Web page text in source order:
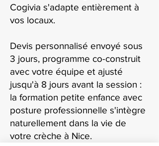
Cogivia s'adapte entièrement à
vos locaux.
Devis personnalisé envoyé sous
3 jours, programme co-construit
avec votre équipe et ajusté
jusqu'à 8 jours avant la session :
la formation petite enfance avec
posture professionnelle s'intègre
naturellement dans la vie de
votre crèche à Nice.